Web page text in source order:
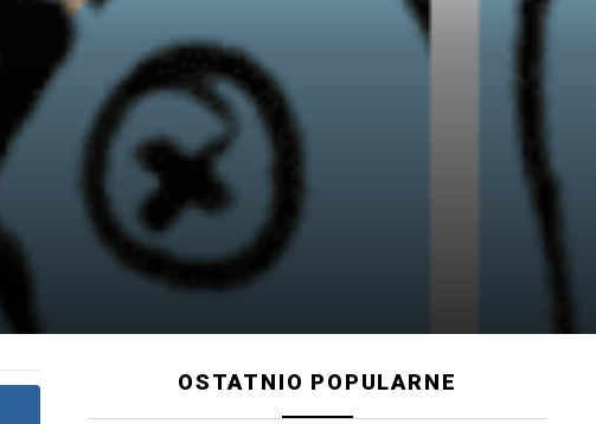
OSTATNIO POPULARNE